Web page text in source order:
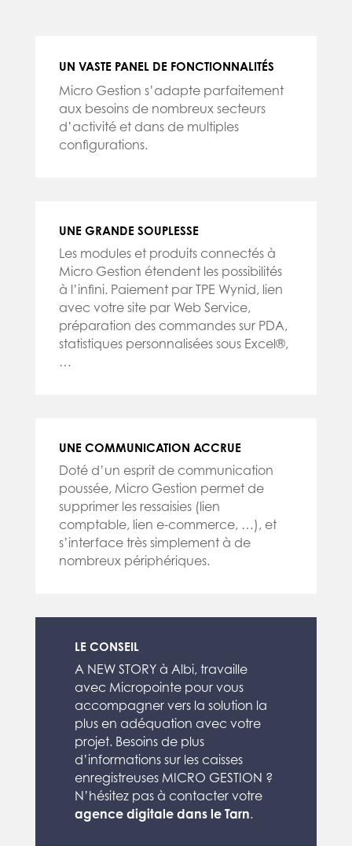
UN VASTE PANEL DE FONCTIONNALITÉS
Micro Gestion s’adapte parfaitement
aux besoins de nombreux secteurs
d’activité et dans de multiples
configurations.
UNE GRANDE SOUPLESSE
Les modules et produits connectés à
Micro Gestion étendent les possibilités
à l’infini. Paiement par TPE Wynid, lien
avec votre site par Web Service,
préparation des commandes sur PDA,
statistiques personnalisées sous Excel®,
…
UNE COMMUNICATION ACCRUE
Doté d’un esprit de communication
poussée, Micro Gestion permet de
supprimer les ressaisies (lien
comptable, lien e-commerce, …), et
s’interface très simplement à de
nombreux périphériques.
LE CONSEIL
A NEW STORY à Albi, travaille
avec Micropointe pour vous
accompagner vers la solution la
plus en adéquation avec votre
projet. Besoins de plus
d’informations sur les caisses
enregistreuses MICRO GESTION ?
N’hésitez pas à contacter votre
agence digitale dans le Tarn.